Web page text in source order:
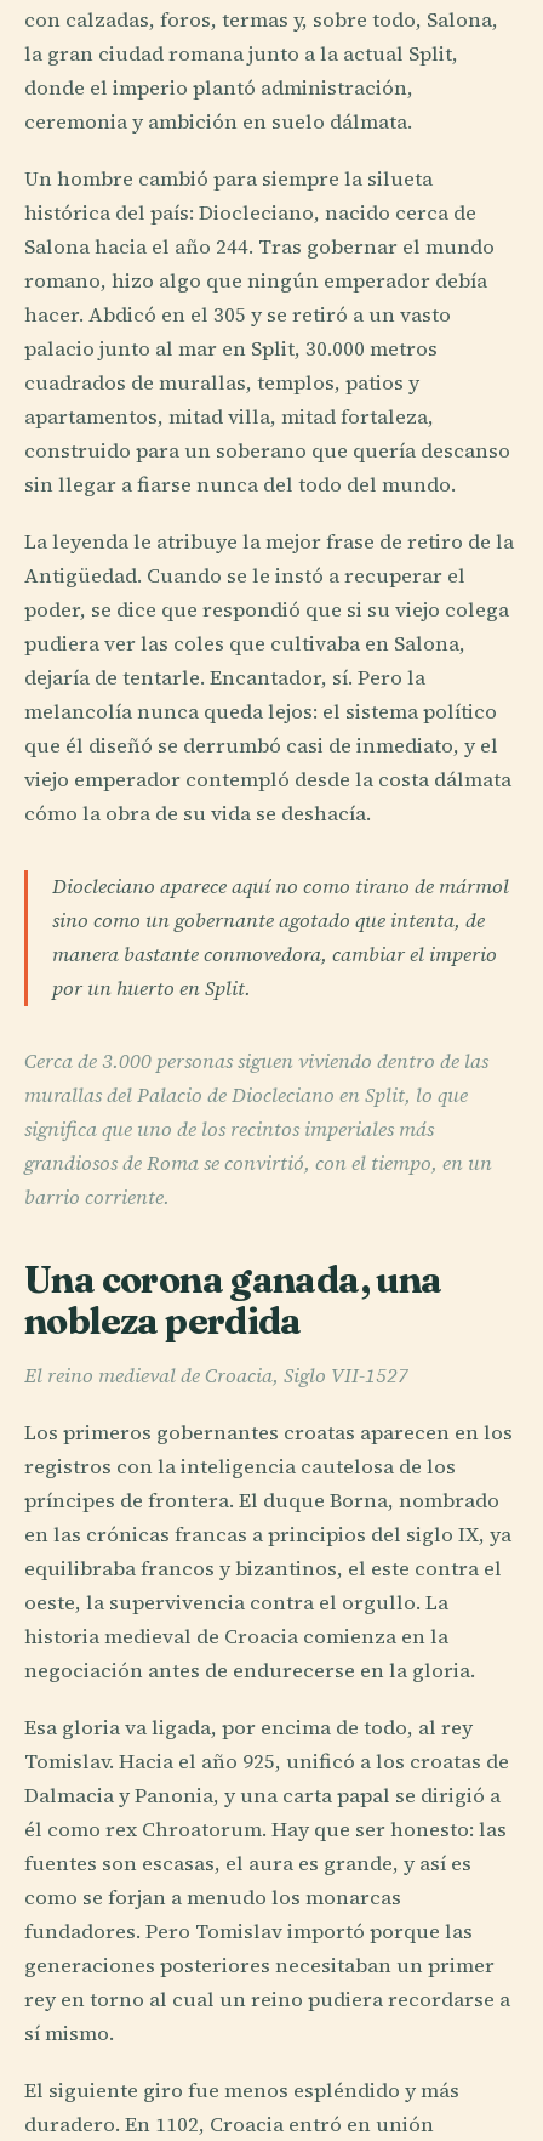
con calzadas, foros, termas y, sobre todo, Salona,
la gran ciudad romana junto a la actual Split,
donde el imperio plantó administración,
ceremonia y ambición en suelo dálmata.
Un hombre cambió para siempre la silueta
histórica del país: Diocleciano, nacido cerca de
Salona hacia el año 244. Tras gobernar el mundo
romano, hizo algo que ningún emperador debía
hacer. Abdicó en el 305 y se retiró a un vasto
palacio junto al mar en Split, 30.000 metros
cuadrados de murallas, templos, patios y
apartamentos, mitad villa, mitad fortaleza,
construido para un soberano que quería descanso
sin llegar a fiarse nunca del todo del mundo.
La leyenda le atribuye la mejor frase de retiro de la
Antigüedad. Cuando se le instó a recuperar el
poder, se dice que respondió que si su viejo colega
pudiera ver las coles que cultivaba en Salona,
dejaría de tentarle. Encantador, sí. Pero la
melancolía nunca queda lejos: el sistema político
que él diseñó se derrumbó casi de inmediato, y el
viejo emperador contempló desde la costa dálmata
cómo la obra de su vida se deshacía.
Diocleciano aparece aquí no como tirano de mármol
sino como un gobernante agotado que intenta, de
manera bastante conmovedora, cambiar el imperio
por un huerto en Split.
Cerca de 3.000 personas siguen viviendo dentro de las
murallas del Palacio de Diocleciano en Split, lo que
significa que uno de los recintos imperiales más
grandiosos de Roma se convirtió, con el tiempo, en un
barrio corriente.
Una corona ganada, una
nobleza perdida
El reino medieval de Croacia, Siglo VII-1527
Los primeros gobernantes croatas aparecen en los
registros con la inteligencia cautelosa de los
príncipes de frontera. El duque Borna, nombrado
en las crónicas francas a principios del siglo IX, ya
equilibraba francos y bizantinos, el este contra el
oeste, la supervivencia contra el orgullo. La
historia medieval de Croacia comienza en la
negociación antes de endurecerse en la gloria.
Esa gloria va ligada, por encima de todo, al rey
Tomislav. Hacia el año 925, unificó a los croatas de
Dalmacia y Panonia, y una carta papal se dirigió a
él como rex Chroatorum. Hay que ser honesto: las
fuentes son escasas, el aura es grande, y así es
como se forjan a menudo los monarcas
fundadores. Pero Tomislav importó porque las
generaciones posteriores necesitaban un primer
rey en torno al cual un reino pudiera recordarse a
sí mismo.
El siguiente giro fue menos espléndido y más
duradero. En 1102, Croacia entró en unión